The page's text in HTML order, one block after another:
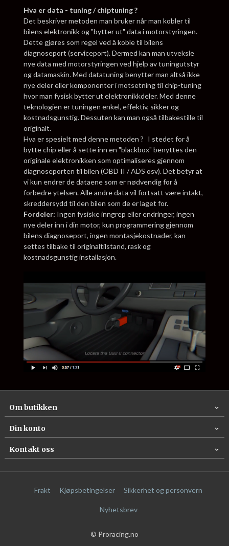
Hva er data - tuning / chiptuning ?
Det beskriver metoden man bruker når man kobler til
bilens elektronikk og "bytter ut" data i motorstyringen.
Dette gjøres som regel ved å koble til bilens
diagnoseport (serviceport). Dermed kan man utveksle
nye data med motorstyringen ved hjelp av tuningutstyr
og datamaskin. Med datatuning benytter man altså ikke
nye deler eller komponenter i motsetning til chip-tuning
hvor man fysisk bytter ut elektronikkdeler. Med denne
teknologien er tuningen enkel, effektiv, sikker og
kostnadsgunstig. Dessuten kan man også tilbakestille til
originalt.
Hva er spesielt med denne metoden ? I stedet for å
bytte chip eller å sette inn en "blackbox" benyttes den
originale elektronikken som optimaliseres gjennom
diagnoseporten til bilen (OBD II / ADS osv). Det betyr at
vi kun endrer de dataene som er nødvendig for å
forbedre ytelsen. Alle andre data vil fortsatt være intakt,
skreddersydd til den bilen som de er laget for.
Fordeler: Ingen fysiske inngrep eller endringer, ingen
nye deler inn i din motor, kun programmering gjennom
bilens diagnoseport, ingen montasjekostnader, kan
settes tilbake til originaltilstand, rask og
kostnadsgunstig installasjon.
Om butikken
Din konto
Kontakt oss
Frakt Kjøpsbetingelser Sikkerhet og personvern
Nyhetsbrev
© Proracing.no